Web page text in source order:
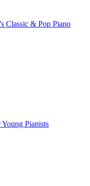
Classic & Pop Piano
Pianists